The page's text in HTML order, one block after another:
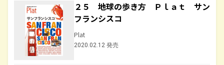
２５ 地球の歩き方 Ｐｌａｔ サン
フランシスコ
Plat
2020.02.12 発売